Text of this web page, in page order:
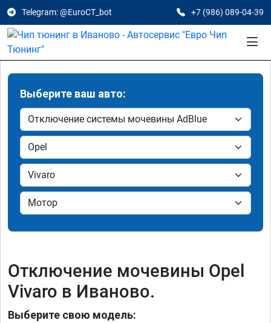
Telegram: @EuroCT_bot +7 (986) 089-04-39
Выберите ваш авто:
Отключение мочевины Opel
Vivaro в Иваново.
Выберите свою модель: